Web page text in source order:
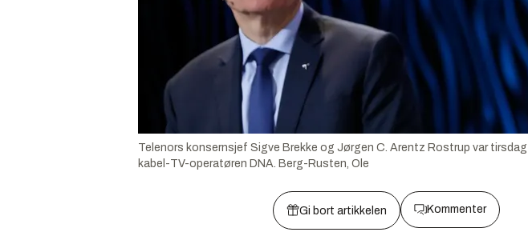
Telenors konsernsjef Sigve Brekke og Jørgen C. Arentz Rostrup var
kabel-TV-operatøren DNA. Berg-Rusten, Ole
Gi bort artikkelen Kommenter